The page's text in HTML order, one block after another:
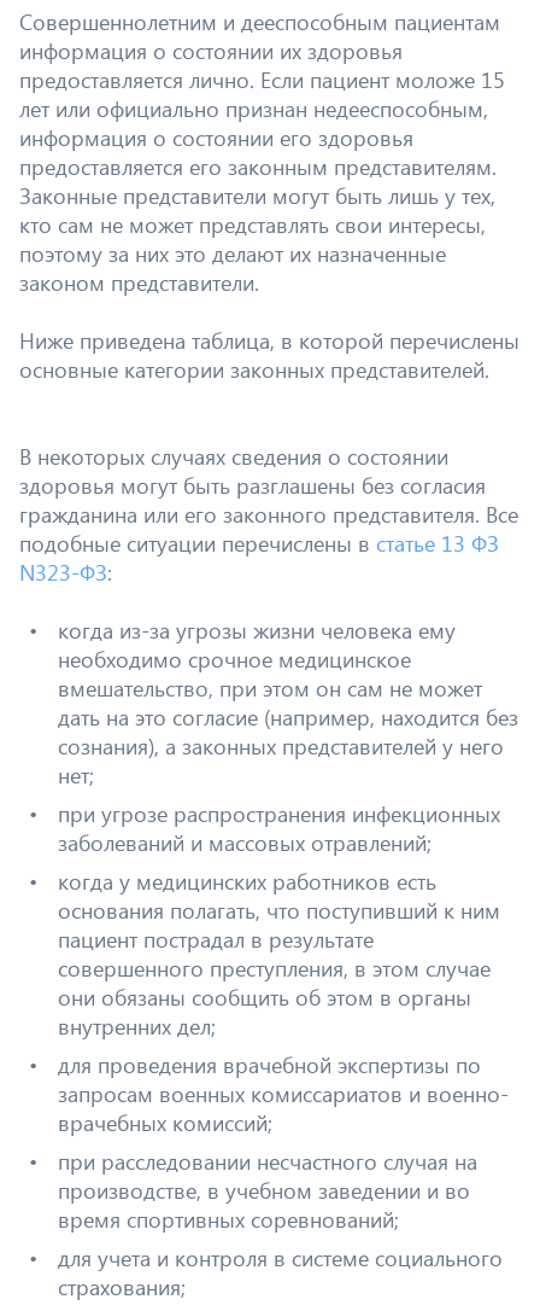
Совершеннолетним и дееспособным пациентам
информация о состоянии их здоровья
предоставляется лично. Если пациент моложе 15
лет или официально признан недееспособным,
информация о состоянии его здоровья
предоставляется его законным представителям.
Законные представители могут быть лишь у тех,
кто сам не может представлять свои интересы,
поэтому за них это делают их назначенные
законом представители.
Ниже приведена таблица, в которой перечислены
основные категории законных представителей.
В некоторых случаях сведения о состоянии
здоровья могут быть разглашены без согласия
гражданина или его законного представителя. Все
подобные ситуации перечислены в статье 13 ФЗ
N323-ФЗ:
когда из-за угрозы жизни человека ему
необходимо срочное медицинское
вмешательство, при этом он сам не может
дать на это согласие (например, находится без
сознания), а законных представителей у него
нет;
при угрозе распространения инфекционных
заболеваний и массовых отравлений;
когда у медицинских работников есть
основания полагать, что поступивший к ним
пациент пострадал в результате
совершенного преступления, в этом случае
они обязаны сообщить об этом в органы
внутренних дел;
для проведения врачебной экспертизы по
запросам военных комиссариатов и военно-
врачебных комиссий;
при расследовании несчастного случая на
производстве, в учебном заведении и во
время спортивных соревнований;
для учета и контроля в системе социального
страхования;